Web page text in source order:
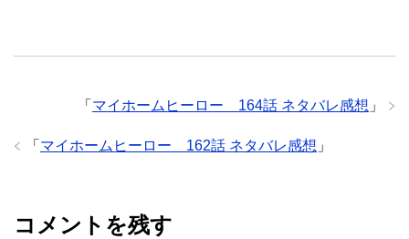
「 マイホームヒーロー 164話 ネタバレ感想 」
「 マイホームヒーロー 162話 ネタバレ感想 」
コメントを残す